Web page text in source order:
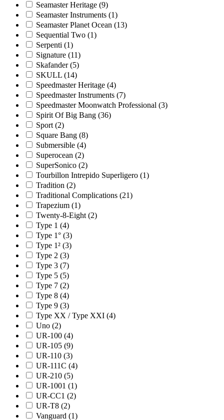
Seamaster Heritage (9)
Seamaster Instruments (1)
Seamaster Planet Ocean (13)
Sequential Two (1)
Serpenti (1)
Signature (11)
Skafander (5)
SKULL (14)
Speedmaster Heritage (4)
Speedmaster Instruments (7)
Speedmaster Moonwatch Professional (3)
Spirit Of Big Bang (36)
Sport (2)
Square Bang (8)
Submersible (4)
Superocean (2)
SuperSonico (2)
Tourbillon Intrepido Superligero (1)
Tradition (2)
Traditional Complications (21)
Trapezium (1)
Twenty-8-Eight (2)
Type 1 (4)
Type 1° (3)
Type 1² (3)
Type 2 (3)
Type 3 (7)
Type 5 (5)
Type 7 (2)
Type 8 (4)
Type 9 (3)
Type XX / Type XXI (4)
Uno (2)
UR-100 (4)
UR-105 (9)
UR-110 (3)
UR-111C (4)
UR-210 (5)
UR-1001 (1)
UR-CC1 (2)
UR-T8 (2)
Vanguard (1)